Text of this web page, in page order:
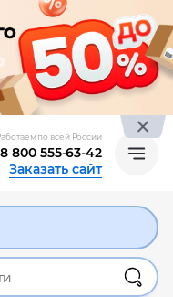
по всей России
8 800 555-63-42
Заказать сайт